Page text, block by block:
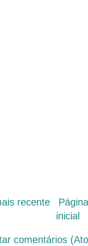
recente
inicial
comentários